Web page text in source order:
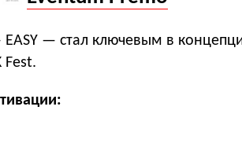
— стал ключевым в
Fest.